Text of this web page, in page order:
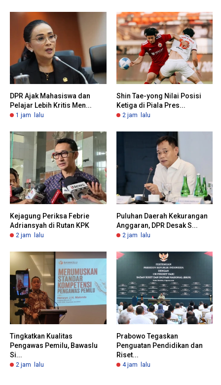
DPR Ajak Mahasiswa dan
Pelajar Lebih Kritis Men...
1 jam lalu
Shin Tae-yong Nilai Posisi
Ketiga di Piala Pres...
2 jam lalu
Kejagung Periksa Febrie
Adriansyah di Rutan KPK
2 jam lalu
Puluhan Daerah Kekurangan
Anggaran, DPR Desak S...
2 jam lalu
Tingkatkan Kualitas
Pengawas Pemilu, Bawaslu
Si...
2 jam lalu
Prabowo Tegaskan
Penguatan Pendidikan dan
Riset...
4 jam lalu